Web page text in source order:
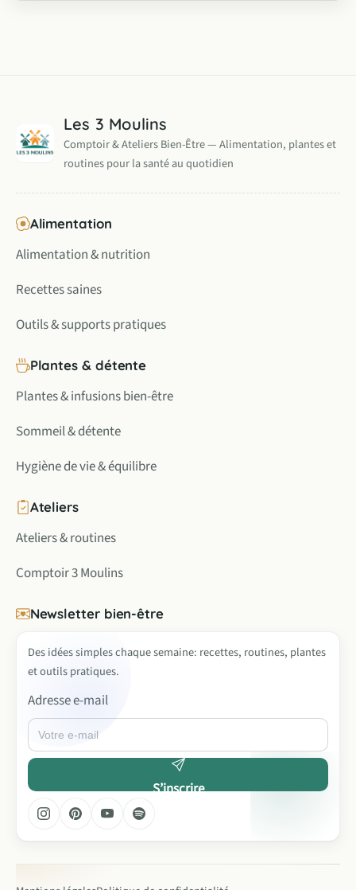
Les 3 Moulins
Comptoir & Ateliers Bien-Être — Alimentation, plantes et
routines pour la santé au quotidien
Alimentation
Alimentation & nutrition
Recettes saines
Outils & supports pratiques
Plantes & détente
Plantes & infusions bien-être
Sommeil & détente
Hygiène de vie & équilibre
Ateliers
Ateliers & routines
Comptoir 3 Moulins
Newsletter bien-être
Des idées simples chaque semaine: recettes, routines, plantes
et outils pratiques.
Adresse e-mail
S’inscrire